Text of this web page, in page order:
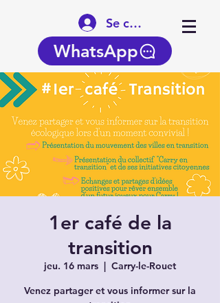
Se connecter
WhatsApp
1er café de la
transition
jeu. 16 mars
  |
Carry-le-Rouet
Venez partager et vous informer sur la